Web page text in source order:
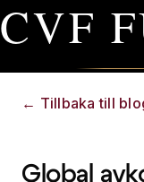
CVF
← Tillbaka till
Global